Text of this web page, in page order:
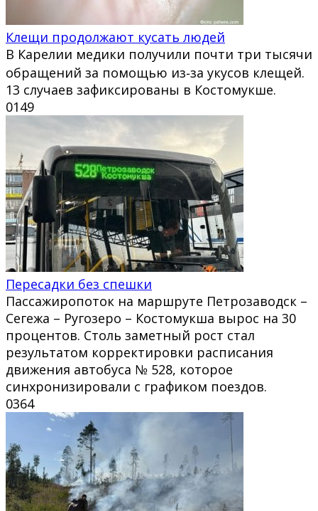
Клещи продолжают кусать людей
В Карелии медики получили почти три тысячи
обращений за помощью из‑за укусов клещей.
13 случаев зафиксированы в Костомукше.
0149
Пересадки без спешки
Пассажиропоток на маршруте Петрозаводск –
Сегежа – Ругозеро – Костомукша вырос на 30
процентов. Столь заметный рост стал
результатом корректировки расписания
движения автобуса № 528, которое
синхронизировали с графиком поездов.
0364